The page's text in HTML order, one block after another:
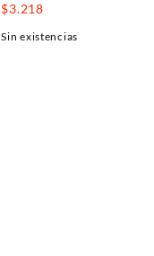
$3.218
Sin existencias